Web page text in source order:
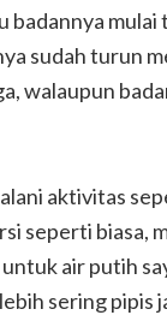
badannya mulai
sudah turun
walaupun
aktivitas
seperti biasa,
air putih
sering pipis